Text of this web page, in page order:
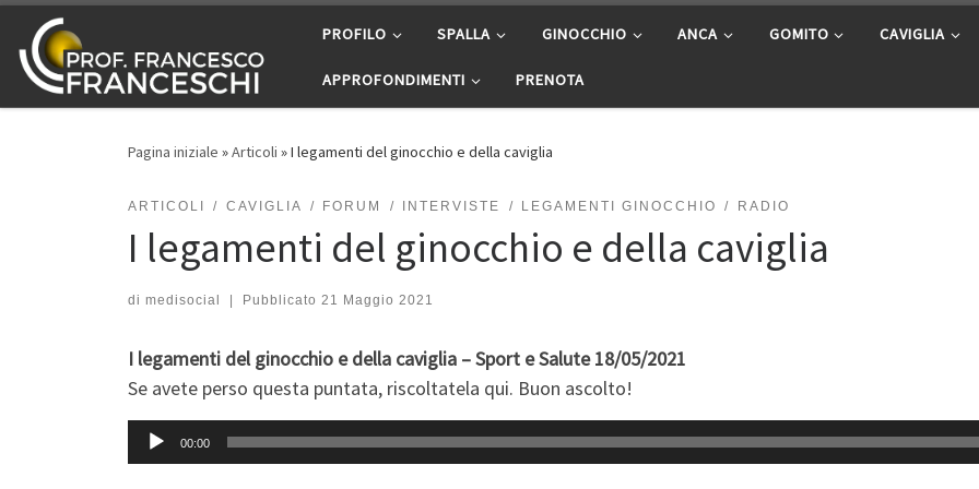
Passa al contenuto PROFILO SPALLA GINOCCHIO ANCA GOMITO CAVIGLIA
APPROFONDIMENTI PRENOTA
Pagina iniziale »Articoli »I legamenti del ginocchio e della caviglia
ARTICOLI CAVIGLIA FORUM INTERVISTE LEGAMENTI GINOCCHIO RADIO
I legamenti del ginocchio e della caviglia
di medisocial | Pubblicato 21 Maggio 2021
I legamenti del ginocchio e della caviglia – Sport e Salute 18/05/2021
Se avete perso questa puntata, riscoltatela qui. Buon ascolto!
Audio
Player
00:00